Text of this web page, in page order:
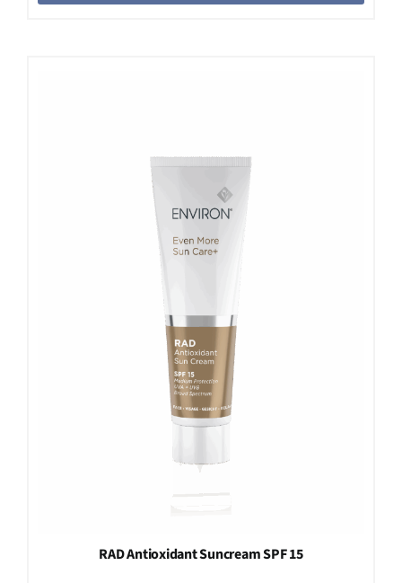
RAD Antioxidant Suncream SPF 15